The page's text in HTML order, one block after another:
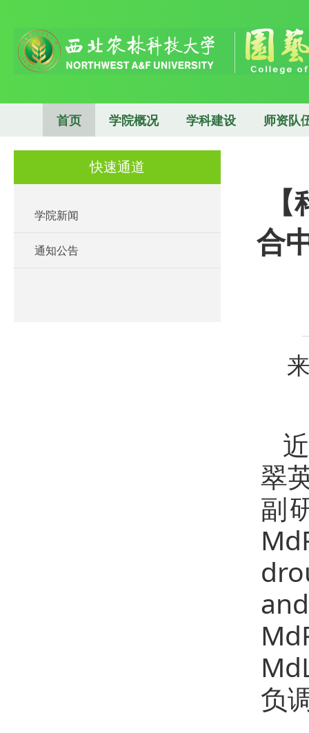
首页 学院概况 学科建设 师资队
快速通道
学院新闻
通知公告
合
翠
副
负